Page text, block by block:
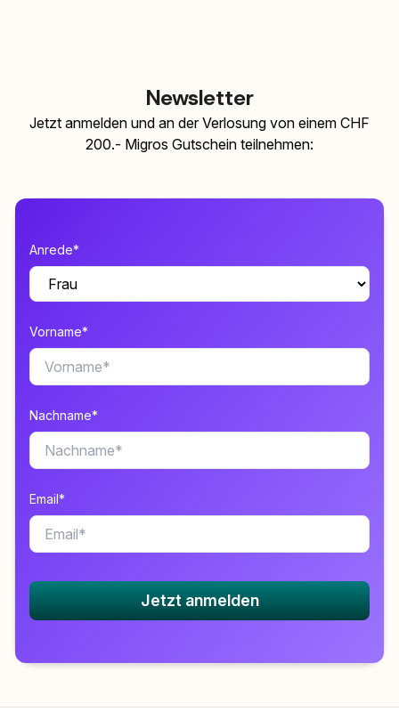
Newsletter
Jetzt anmelden und an der Verlosung von einem CHF
200.- Migros Gutschein teilnehmen:
Anrede*
Vorname*
Nachname*
Email*
Jetzt anmelden